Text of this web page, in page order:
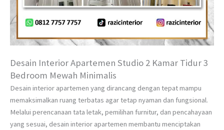
Desain Interior Apartemen Studio 2 Kamar Tidur 3
Bedroom Mewah Minimalis
Desain interior apartemen yang dirancang dengan tepat mampu
memaksimalkan ruang terbatas agar tetap nyaman dan fungsional.
Melalui perencanaan tata letak, pemilihan furnitur, dan pencahayaan
yang sesuai, desain interior apartemen membantu menciptakan